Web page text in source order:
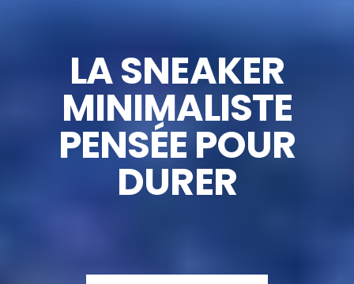
LA SNEAKER
MINIMALISTE
PENSÉE POUR
DURER